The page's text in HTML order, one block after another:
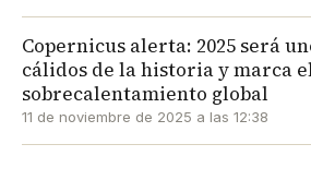
Copernicus alerta: 2025 será
cálidos de la historia y marca
sobrecalentamiento global
11 de noviembre de 2025 a las 12:38